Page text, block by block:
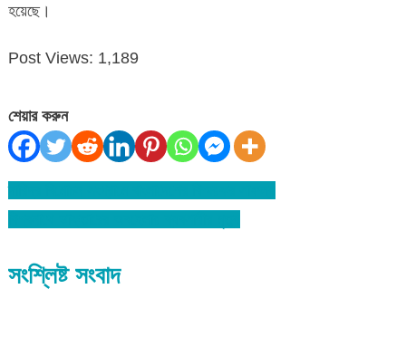
হয়েছে।
Post Views: 1,189
শেয়ার করুন
Post
দারিদ্র বিমোচন সংগ্রামে বাংলাদেশের বিস্ময়কর সাফল্য
সংশ্লিষ্ট সংবাদ